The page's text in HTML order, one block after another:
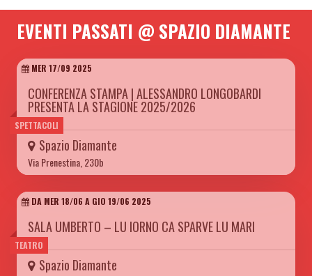
EVENTI PASSATI @ SPAZIO DIAMANTE
SPETTACOLI
MER 17/09 2025
CONFERENZA STAMPA | ALESSANDRO LONGOBARDI
PRESENTA LA STAGIONE 2025/2026
Spazio Diamante
Via Prenestina, 230b
TEATRO
DA MER 18/06 A GIO 19/06 2025
SALA UMBERTO – LU IORNO CA SPARVE LU MARI
Spazio Diamante